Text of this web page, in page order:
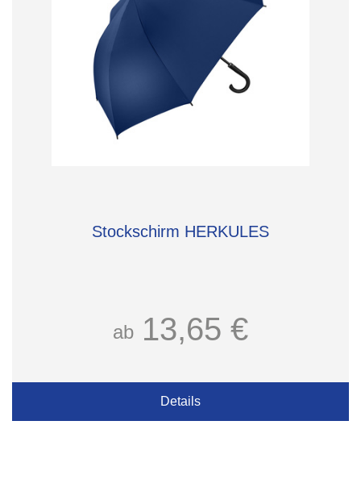
Stockschirm HERKULES
ab 13,65 €
Details